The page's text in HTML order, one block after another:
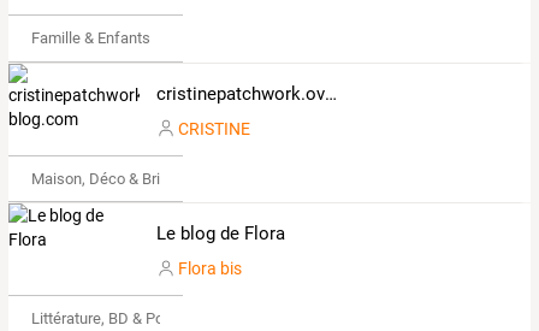
Famille & Enfants
cristinepatchwork.over-blog.com
CRISTINE
Maison, Déco & Bricolage
Le blog de Flora
Flora bis
Littérature, BD & Poésie